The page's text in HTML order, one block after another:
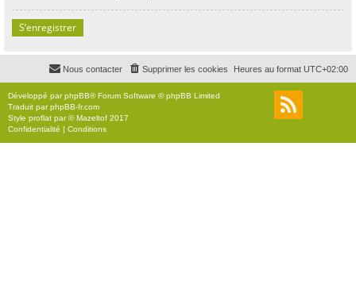
S’enregistrer
Heures au format UTC+02:00
Supprimer les cookies
Nous contacter
Développé parphpBB® Forum Software © phpBB Limited
Traduit parphpBB-fr.com
Style proflat par ©Mazeltof 2017
Confidentialité | Conditions